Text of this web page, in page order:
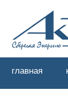
главная